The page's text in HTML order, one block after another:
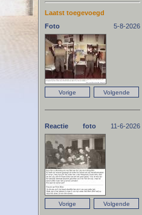
Laatst toegevoegd
Foto
5-8-2026
Reactie foto 11-6-2026